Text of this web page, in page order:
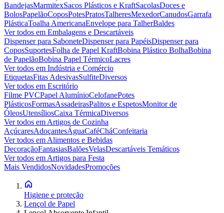
BandejasMarmitexSacos Plásticos e KraftSacolasDoces e
BolosPapelãoCoposPotesPratosTalheresMexedorCanudosGarrafa
PlásticaToalha AmericanaEnvelope para TalherBaldes
Ver todos em Embalagens e Descartáveis
Dispenser para SaboneteDispenser para PapéisDispenser para
CoposSuportesFolha de Papel KraftBobina Plástico BolhaBobina
de PapelãoBobina Papel TérmicoLacres
Ver todos em Indústria e Comércio
EtiquetasFitas AdesivasSulfiteDiversos
Ver todos em Escritório
Filme PVCPapel AlumínioCelofanePotes
PlásticosFormasAssadeirasPalitos e EspetosMonitor de
ÓleosUtensíliosCaixa TérmicaDiversos
Ver todos em Artigos de Cozinha
AçúcaresAdoçantesÁguaCaféCháConfeitaria
Ver todos em Alimentos e Bebidas
DecoraçãoFantasiasBalõesVelasDescartáveis Temáticos
Ver todos em Artigos para Festa
Mais VendidosNovidadesPromoções
Higiene e proteção
Lençol de Papel